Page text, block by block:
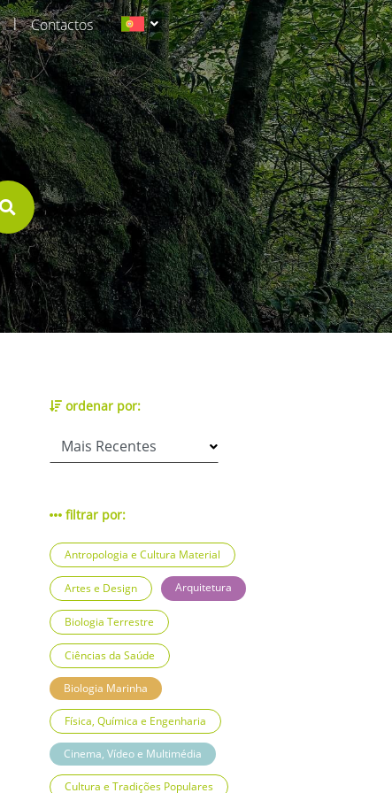
| Contactos
ordenar por:
filtrar por:
Antropologia e Cultura Material
Artes e Design Arquitetura
Biologia Terrestre
Ciências da Saúde
Biologia Marinha
Física, Química e Engenharia
Cinema, Vídeo e Multimédia
Cultura e Tradições Populares